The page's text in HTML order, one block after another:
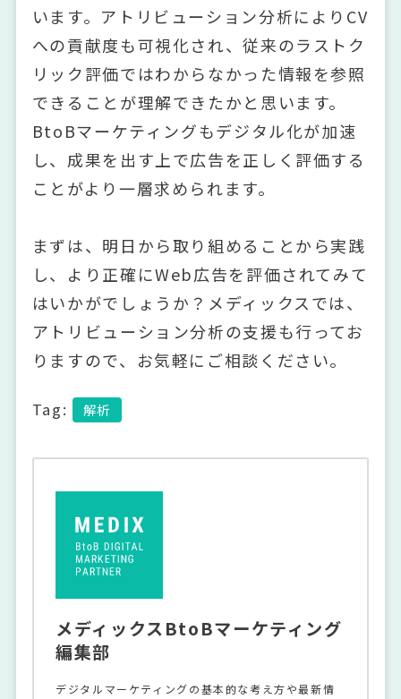
います。アトリビューション分析によりCV
への貢献度も可視化され、従来のラストク
リック評価ではわからなかった情報を参照
できることが理解できたかと思います。
BtoBマーケティングもデジタル化が加速
し、成果を出す上で広告を正しく評価する
ことがより一層求められます。
まずは、明日から取り組めることから実践
し、より正確にWeb広告を評価されてみて
はいかがでしょうか？メディックスでは、
アトリビューション分析の支援も行ってお
りますので、お気軽にご相談ください。
Tag: 解析
メディックスBtoBマーケティング
編集部
デジタルマーケティングの基本的な考え方や最新情